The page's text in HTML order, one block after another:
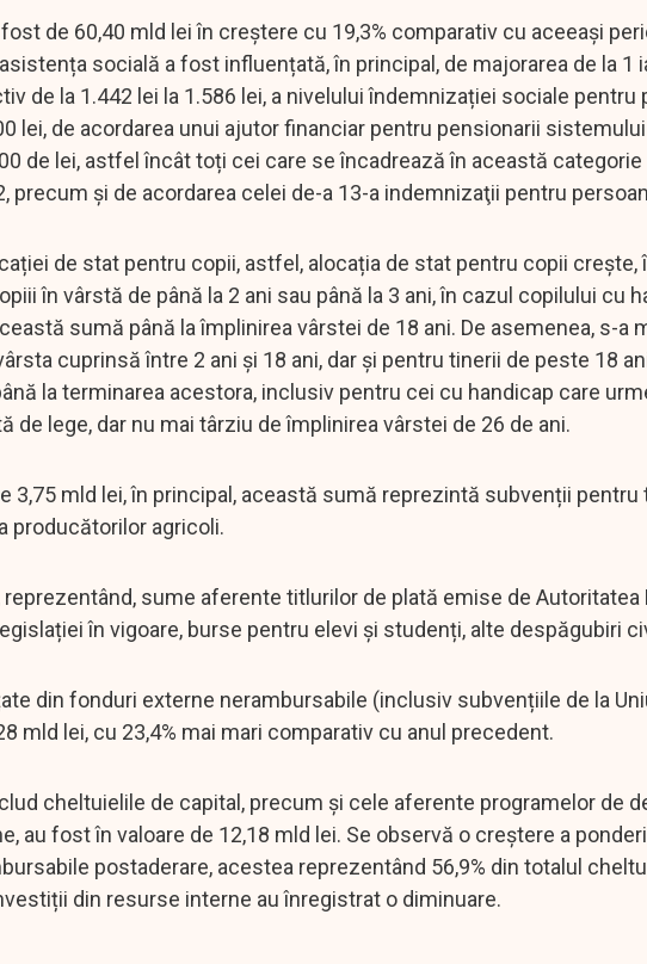
de 60,40 mld lei în creștere cu 19,3% comparativ cu aceeași
socială a fost influențată, în principal, de majorarea de la 1
de la 1.442 lei la 1.586 lei, a nivelului îndemnizației sociale pentru
lei, de acordarea unui ajutor financiar pentru pensionarii
de lei, astfel încât toți cei care se încadrează în această
precum și de acordarea celei de-a 13-a indemnizaţii pentru
de stat pentru copii, astfel, alocația de stat pentru copii crește,
în vârstă de până la 2 ani sau până la 3 ani, în cazul copilului cu
sumă până la împlinirea vârstei de 18 ani. De asemenea, s-a
cuprinsă între 2 ani şi 18 ani, dar și pentru tinerii de peste 18
la terminarea acestora, inclusiv pentru cei cu handicap care
lege, dar nu mai târziu de împlinirea vârstei de 26 de ani.
3,75 mld lei, în principal, această sumă reprezintă subvenții pentru
producătorilor agricoli.
sume aferente titlurilor de plată emise de Autoritatea
în vigoare, burse pentru elevi și studenți, alte despăgubiri
din fonduri externe nerambursabile (inclusiv subvențiile de la
mld lei, cu 23,4% mai mari comparativ cu anul precedent.
cheltuielile de capital, precum și cele aferente programelor de
au fost în valoare de 12,18 mld lei. Se observă o creștere a
postaderare, acestea reprezentând 56,9% din totalul
din resurse interne au înregistrat o diminuare.